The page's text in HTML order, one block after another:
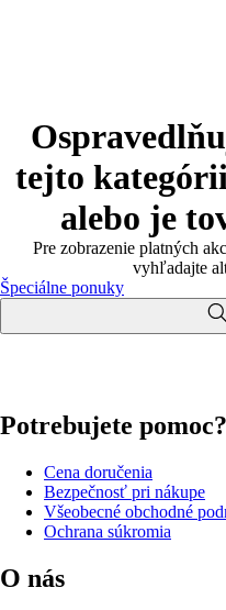
tejto
alebo je
Pre zobrazenie platných
vyhľadajte
Špeciálne ponuky
Potrebujete pomoc?
Cena doručenia
Bezpečnosť pri nákupe
Všeobecné obchodné
Ochrana súkromia
O nás